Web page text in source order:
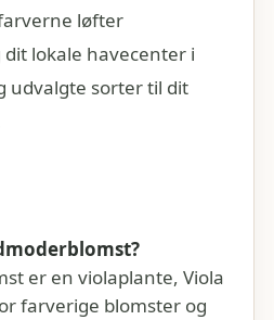
løfter
lokale havecenter i
udvalgte sorter til dit
er en violaplante, Viola
farverige blomster og